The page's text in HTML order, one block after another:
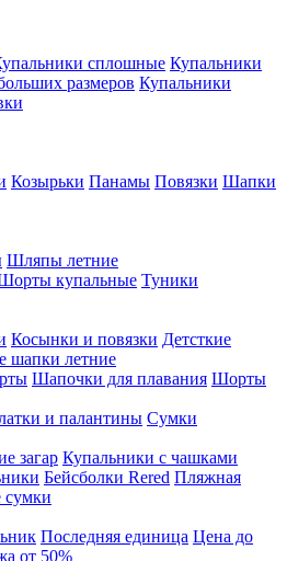
сплошные Купальники
размеров Купальники
Козырьки Панамы Повязки Шапки
Шляпы летние
купальные Туники
Косынки и повязки Детсткие
шапки летние
Шапочки для плавания Шорты
и палантины Сумки
загар Купальники с чашками
Бейсболки Rered Пляжная
Последняя единица Цена до
от 50%